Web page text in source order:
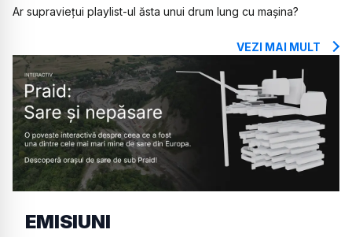
Ar supraviețui playlist-ul ăsta unui drum lung cu mașina?
VEZI MAI MULT
EMISIUNI